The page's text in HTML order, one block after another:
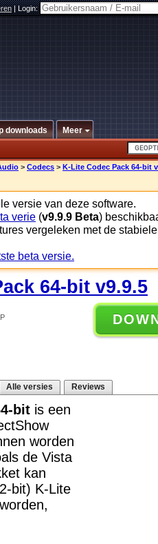
|Login:
downloads Meer
> Codecs > K-Lite Codec Pack 64-bit
versie van deze software.
verie (v9.9.9 Beta)
vergeleken met de
beta versie.
64-bit v9.9.5
Alle versies Reviews
bit is een
worden
de Vista
kan
bit) K-Lite